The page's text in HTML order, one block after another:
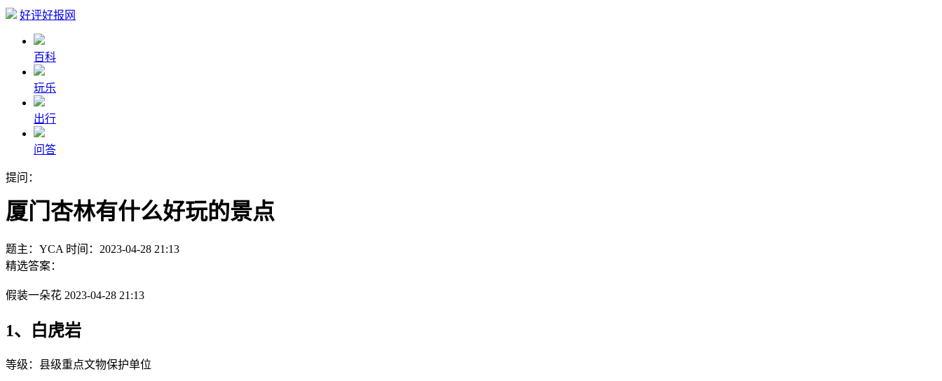
好评好报网
百科
玩乐
出行
问答
提问：
厦门杏林有什么好玩的景点
题主：YCA 时间：2023-04-28 21:13
精选答案：
假装一朵花 2023-04-28 21:13
1、白虎岩
等级：县级重点文物保护单位